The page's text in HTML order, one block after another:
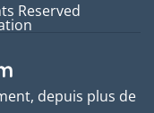
depuis plus de
Reserved